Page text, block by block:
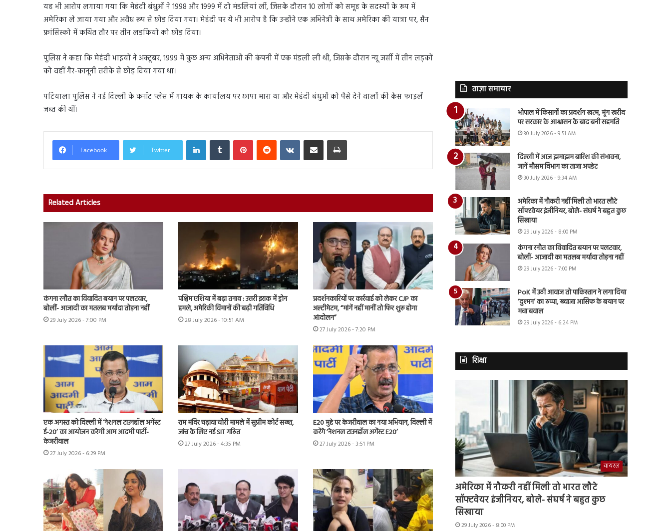
यह भी आरोप लगाया गया कि मेहंदी बंधुओं ने 1998 और 1999 में दो मंडलियां लीं, जिसके दौरान 10 लोगों को समूह के सदस्यों के रूप में
अमेरिका ले जाया गया और अवैध रूप से छोड़ दिया गया। मेहंदी पर ये भी आरोप है कि उन्होंने एक अभिनेत्री के साथ अमेरिका की यात्रा पर, सैन
फ्रांसिस्को में कथित तौर पर तीन लड़कियों को छोड़ दिया।
पुलिस ने कहा कि मेहंदी भाइयों ने अक्टूबर, 1999 में कुछ अन्य अभिनेताओं की कंपनी में एक मंडली ली थी, जिसके दौरान न्यू जर्सी में तीन लड़कों
को वहीं गैर-कानूनी तरीके से छोड़ दिया गया था।
पटियाला पुलिस ने नई दिल्ली के कनॉट प्लेस में गायक के कार्यालय पर छापा मारा था और मेहंदी बंधुओं को पैसे देने वालों की केस फाइलें
जब्त की थीं।
Facebook Twitter
LinkedInTumblr PinterestReddit VKontakteShare via Email Print
Related Articles
कंगना रनौत का विवादित बयान पर पलटवार,
बोलीं- आजादी का मतलब मर्यादा तोड़ना नहीं
29 July 2026 - 7:00 PM
पश्चिम एशिया में बढ़ा तनाव : उत्तरी इराक में ड्रोन
हमले, अमेरिकी विमानों की बढ़ी गतिविधि
28 July 2026 - 10:51 AM
प्रदर्शनकारियों पर कार्रवाई को लेकर CJP का
अल्टीमेटम, “मांगें नहीं मानीं तो फिर शुरू होगा
आंदोलन”
27 July 2026 - 7:20 PM
एक अगस्त को दिल्ली में ‘नेशनल टाउनहॉल अगेंस्ट
ई-20’ का आयोजन करेगी आम आदमी पार्टी-
केजरीवाल
27 July 2026 - 6:29 PM
राम मंदिर चढ़ावा चोरी मामले में सुप्रीम कोर्ट सख्त,
जांच के लिए नई SIT गठित
27 July 2026 - 4:35 PM
E20 मुद्दे पर केजरीवाल का नया अभियान, दिल्ली में
करेंगे ‘नेशनल टाउनहॉल अगेंस्ट E20’
27 July 2026 - 3:51 PM
ताज़ा समाचार
भोपाल में किसानों का प्रदर्शन खत्म, मूंग खरीद
पर सरकार के आश्वासन के बाद बनी सहमति
30 July 2026 - 9:51 AM
दिल्ली में आज झमाझम बारिश की संभावना,
जानें मौसम विभाग का ताजा अपडेट
30 July 2026 - 9:34 AM
अमेरिका में नौकरी नहीं मिली तो भारत लौटे
सॉफ्टवेयर इंजीनियर, बोले- संघर्ष ने बहुत कुछ
सिखाया
29 July 2026 - 8:00 PM
कंगना रनौत का विवादित बयान पर पलटवार,
बोलीं- आजादी का मतलब मर्यादा तोड़ना नहीं
29 July 2026 - 7:00 PM
PoK में उठी आवाज तो पाकिस्तान ने लगा दिया
‘दुश्मन’ का ठप्पा, ख्वाजा आसिफ के बयान पर
मचा बवाल
29 July 2026 - 6:24 PM
शिक्षा
वायरल
अमेरिका में नौकरी नहीं मिली तो भारत लौटे
सॉफ्टवेयर इंजीनियर, बोले- संघर्ष ने बहुत कुछ
सिखाया
29 July 2026 - 8:00 PM